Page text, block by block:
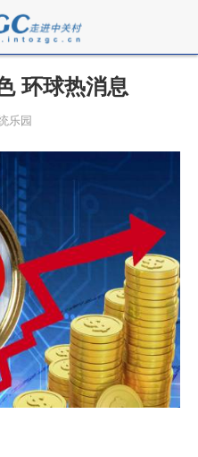
环球热消息
乐园